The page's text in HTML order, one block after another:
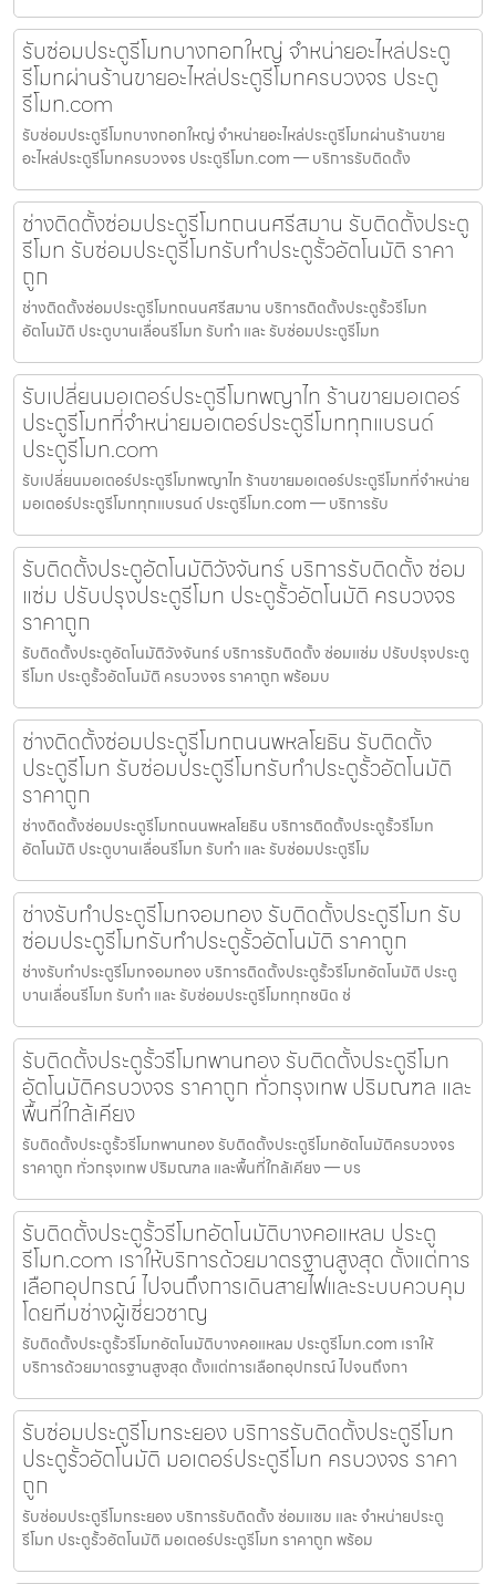
รับซ่อมประตูรีโมทบางกอกใหญ่ จำหน่ายอะไหล่ประตู
รีโมทผ่านร้านขายอะไหล่ประตูรีโมทครบวงจร ประตู
รีโมท.com
รับซ่อมประตูรีโมทบางกอกใหญ่ จำหน่ายอะไหล่ประตูรีโมทผ่านร้านขาย
อะไหล่ประตูรีโมทครบวงจร ประตูรีโมท.com — บริการรับติดตั้ง
ช่างติดตั้งซ่อมประตูรีโมทถนนศรีสมาน รับติดตั้งประตู
รีโมท รับซ่อมประตูรีโมทรับทำประตูรั้วอัตโนมัติ ราคา
ถูก
ช่างติดตั้งซ่อมประตูรีโมทถนนศรีสมาน บริการติดตั้งประตูรั้วรีโมท
อัตโนมัติ ประตูบานเลื่อนรีโมท รับทำ และ รับซ่อมประตูรีโมท
รับเปลี่ยนมอเตอร์ประตูรีโมทพญาไท ร้านขายมอเตอร์
ประตูรีโมทที่จำหน่ายมอเตอร์ประตูรีโมททุกแบรนด์
ประตูรีโมท.com
รับเปลี่ยนมอเตอร์ประตูรีโมทพญาไท ร้านขายมอเตอร์ประตูรีโมทที่จำหน่าย
มอเตอร์ประตูรีโมททุกแบรนด์ ประตูรีโมท.com — บริการรับ
รับติดตั้งประตูอัตโนมัติวังจันทร์ บริการรับติดตั้ง ซ่อม
แซ่ม ปรับปรุงประตูรีโมท ประตูรั้วอัตโนมัติ ครบวงจร
ราคาถูก
รับติดตั้งประตูอัตโนมัติวังจันทร์ บริการรับติดตั้ง ซ่อมแซ่ม ปรับปรุงประตู
รีโมท ประตูรั้วอัตโนมัติ ครบวงจร ราคาถูก พร้อมบ
ช่างติดตั้งซ่อมประตูรีโมทถนนพหลโยธิน รับติดตั้ง
ประตูรีโมท รับซ่อมประตูรีโมทรับทำประตูรั้วอัตโนมัติ
ราคาถูก
ช่างติดตั้งซ่อมประตูรีโมทถนนพหลโยธิน บริการติดตั้งประตูรั้วรีโมท
อัตโนมัติ ประตูบานเลื่อนรีโมท รับทำ และ รับซ่อมประตูรีโม
ช่างรับทำประตูรีโมทจอมทอง รับติดตั้งประตูรีโมท รับ
ซ่อมประตูรีโมทรับทำประตูรั้วอัตโนมัติ ราคาถูก
ช่างรับทำประตูรีโมทจอมทอง บริการติดตั้งประตูรั้วรีโมทอัตโนมัติ ประตู
บานเลื่อนรีโมท รับทำ และ รับซ่อมประตูรีโมททุกชนิด ช่
รับติดตั้งประตูรั้วรีโมทพานทอง รับติดตั้งประตูรีโมท
อัตโนมัติครบวงจร ราคาถูก ทั่วกรุงเทพ ปริมณฑล และ
พื้นที่ใกล้เคียง
รับติดตั้งประตูรั้วรีโมทพานทอง รับติดตั้งประตูรีโมทอัตโนมัติครบวงจร
ราคาถูก ทั่วกรุงเทพ ปริมณฑล และพื้นที่ใกล้เคียง — บร
รับติดตั้งประตูรั้วรีโมทอัตโนมัติบางคอแหลม ประตู
รีโมท.com เราให้บริการด้วยมาตรฐานสูงสุด ตั้งแต่การ
เลือกอุปกรณ์ ไปจนถึงการเดินสายไฟและระบบควบคุม
โดยทีมช่างผู้เชี่ยวชาญ
รับติดตั้งประตูรั้วรีโมทอัตโนมัติบางคอแหลม ประตูรีโมท.com เราให้
บริการด้วยมาตรฐานสูงสุด ตั้งแต่การเลือกอุปกรณ์ ไปจนถึงกา
รับซ่อมประตูรีโมทระยอง บริการรับติดตั้งประตูรีโมท
ประตูรั้วอัตโนมัติ มอเตอร์ประตูรีโมท ครบวงจร ราคา
ถูก
รับซ่อมประตูรีโมทระยอง บริการรับติดตั้ง ซ่อมแซม และ จำหน่ายประตู
รีโมท ประตูรั้วอัตโนมัติ มอเตอร์ประตูรีโมท ราคาถูก พร้อม